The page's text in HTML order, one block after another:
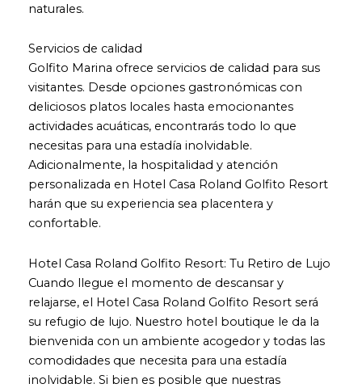
naturales.
Servicios de calidad
Golfito Marina ofrece servicios de calidad para sus
visitantes. Desde opciones gastronómicas con
deliciosos platos locales hasta emocionantes
actividades acuáticas, encontrarás todo lo que
necesitas para una estadía inolvidable.
Adicionalmente, la hospitalidad y atención
personalizada en Hotel Casa Roland Golfito Resort
harán que su experiencia sea placentera y
confortable.
Hotel Casa Roland Golfito Resort: Tu Retiro de Lujo
Cuando llegue el momento de descansar y
relajarse, el Hotel Casa Roland Golfito Resort será
su refugio de lujo. Nuestro hotel boutique le da la
bienvenida con un ambiente acogedor y todas las
comodidades que necesita para una estadía
inolvidable. Si bien es posible que nuestras